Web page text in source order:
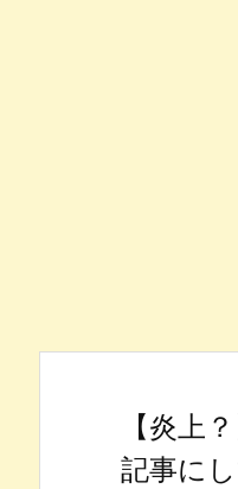
【炎上
記事に